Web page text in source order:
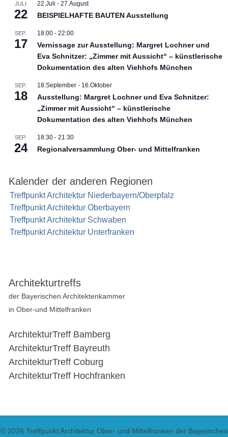
JULI
22
22.Juli - 27.August
BEISPIELHAFTE BAUTEN Ausstellung
SEP.
17
18:00- 22:00
Vernissage zur Ausstellung: Margret Lochner und
Eva Schnitzer: „Zimmer mit Aussicht“ – künstlerische
Dokumentation des alten Viehhofs München
SEP.
18
18.September- 16.Oktober
Ausstellung: Margret Lochner und Eva Schnitzer:
„Zimmer mit Aussicht“ – künstlerische
Dokumentation des alten Viehhofs München
SEP.
24
18:30- 21:30
Regionalversammlung Ober- und Mittelfranken
Kalender der anderen Regionen
Treffpunkt Architektur Niederbayern/Oberpfalz
Treffpunkt Architektur Oberbayern
Treffpunkt Architektur Schwaben
Treffpunkt Architektur Unterfranken
Architekturtreffs
der Bayerischen Architektenkammer
in Ober-und Mittelfranken
ArchitekturTreff Bamberg
ArchitekturTreff Bayreuth
ArchitekturTreff Coburg
ArchitekturTreff Hochfranken
© 2026 Treffpunkt Architektur Ober- und Mittelfranken der Bayerischen